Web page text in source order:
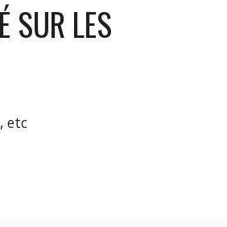
SUR LES
etc